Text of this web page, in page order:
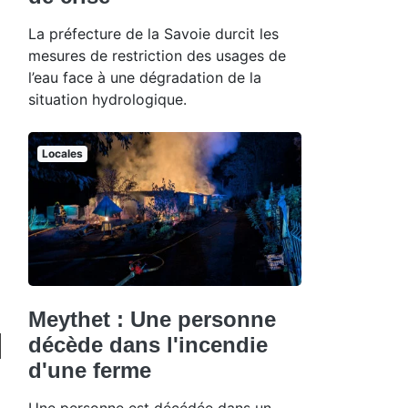
La préfecture de la Savoie durcit les
mesures de restriction des usages de
l’eau face à une dégradation de la
situation hydrologique.
Locales
Meythet : Une personne
décède dans l'incendie
d'une ferme